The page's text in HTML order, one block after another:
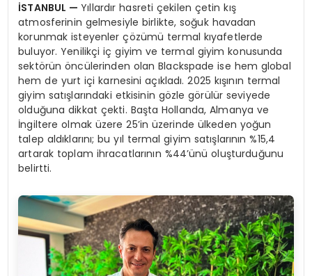
İSTANBUL —Yıllardır hasreti çekilen çetin kış
atmosferinin gelmesiyle birlikte, soğuk havadan
korunmak isteyenler çözümü termal kıyafetlerde
buluyor. Yenilikçi iç giyim ve termal giyim konusunda
sektörün öncülerinden olan Blackspade ise hem global
hem de yurt içi karnesini açıkladı. 2025 kışının termal
giyim satışlarındaki etkisinin gözle görülür seviyede
olduğuna dikkat çekti. Başta Hollanda, Almanya ve
İngiltere olmak üzere 25’in üzerinde ülkeden yoğun
talep aldıklarını; bu yıl termal giyim satışlarının %15,4
artarak toplam ihracatlarının %44’ünü oluşturduğunu
belirtti.